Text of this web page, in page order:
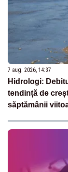
7 aug. 2026, 14:37
Hidrologi:
tendință de
săptămânii